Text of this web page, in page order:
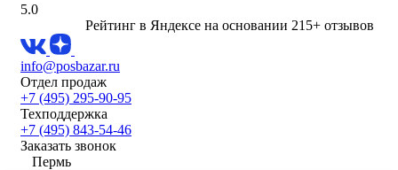
5.0
Рейтинг в Яндексе на основании 215+ отзывов
info@posbazar.ru
Отдел продаж
+7 (495) 295-90-95
Техподдержка
+7 (495) 843-54-46
Заказать звонок
Пермь